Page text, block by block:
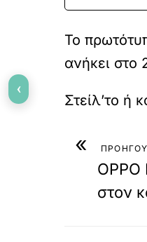
Το
ανήκει στο
«
στον
‹